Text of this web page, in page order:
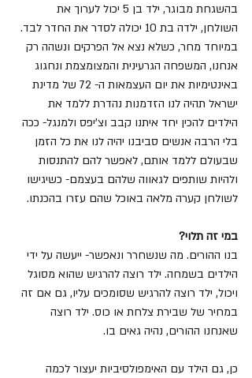
בהשגחת מבוגר, ילד בן 5 יכול לערוך את
השולחן, ילדה בת 10 יכולה לסדר את החדר לבד.
במיוחד מחר, כשלא נצא אל הפרקים ונשהה רק
אנחנו, המשפחה הגרעינית והמצומצמת ונחגוג
באינטימיות את יום העצמאות ה- 72 של מדינת
ישראל תהיה לנו הזדמנות נהדרת ללמד את
הילדים להכין יחד איתנו קבב וצ'יפס ולמנגל- ככה
בלי הרבה אנשים סביבנו יהיה לנו את כל הזמן
שבעולם ללמד אותם, לאפשר להם להתנסות
ולהיות שותפים לגאווה שלהם בעצמם- כשיגישו
לשולחן קערה מלאה באוכל שהם עזרו בהכנתו.
במי זה תלוי?
בנו ההורים. מה שנשחרר ונאפשר- ייעשה על ידי
הילדים בשמחה. ילד רוצה להרגיש שהוא מסוגל
ויכול, ילד רוצה להרגיש שסומכים עליו, גם אם זה
במחיר של שבירת צלחת או כוס. ילד רוצה
שאנחנו ההורים, נהיה גאים בו.
כן, גם הילד עם האימפולסיביות יעצור לכמה